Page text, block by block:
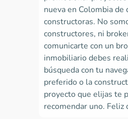
nueva en Colombia de
constructoras. No
constructores, ni
comunicarte con un
inmobiliario debes
búsqueda con tu
preferido o la
proyecto que elijas te
recomendar uno. Feliz